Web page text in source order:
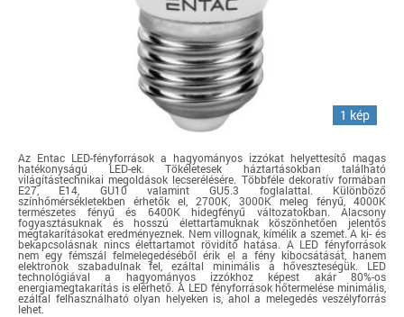
1 kép
Az Entac LED-fényforrások a hagyományos izzókat helyettesítő magas
hatékonyságú LED-ek. Tökéletesek háztartásokban található
világítástechnikai megoldások lecserélésére. Többféle dekoratív formában
E27, E14, GU10 valamint GU5.3 foglalattal. Különböző
színhőmérsékletekben érhetők el, 2700K, 3000K meleg fényű, 4000K
természetes fényű és 6400K hidegfényű változatokban. Alacsony
fogyasztásuknak és hosszú élettartamuknak köszönhetően jelentős
megtakarításokat eredményeznek. Nem villognak, kímélik a szemet. A ki- és
bekapcsolásnak nincs élettartamot rövidítő hatása. A LED fényforrások
nem egy fémszál felmelegedéséből érik el a fény kibocsátását, hanem
elektronok szabadulnak fel, ezáltal minimális a hőveszteségük. LED
technológiával a hagyományos izzókhoz képest akár 80%-os
energiamegtakarítás is elérhető. A LED fényforrások hőtermelése minimális,
ezáltal felhasználható olyan helyeken is, ahol a melegedés veszélyforrás
lehet.